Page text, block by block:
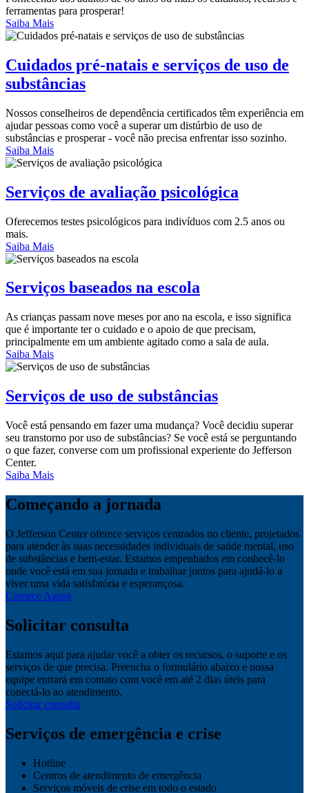
ferramentas para prosperar!
Saiba Mais
Cuidados pré-natais e serviços de uso de
substâncias
Nossos conselheiros de dependência certificados têm experiência em
ajudar pessoas como você a superar um distúrbio de uso de
substâncias e prosperar - você não precisa enfrentar isso sozinho.
Saiba Mais
Serviços de avaliação psicológica
Oferecemos testes psicológicos para indivíduos com 2.5 anos ou
mais.
Saiba Mais
Serviços baseados na escola
As crianças passam nove meses por ano na escola, e isso significa
que é importante ter o cuidado e o apoio de que precisam,
principalmente em um ambiente agitado como a sala de aula.
Saiba Mais
Serviços de uso de substâncias
Você está pensando em fazer uma mudança? Você decidiu superar
seu transtorno por uso de substâncias? Se você está se perguntando
o que fazer, converse com um profissional experiente do Jefferson
Center.
Saiba Mais
Começando a jornada
O Jefferson Center oferece serviços centrados no cliente, projetados
para atender às suas necessidades individuais de saúde mental, uso
de substâncias e bem-estar. Estamos empenhados em conhecê-lo
onde você está em sua jornada e trabalhar juntos para ajudá-lo a
viver uma vida satisfatória e esperançosa.
Comece Agora
Solicitar consulta
Estamos aqui para ajudar você a obter os recursos, o suporte e os
serviços de que precisa. Preencha o formulário abaixo e nossa
equipe entrará em contato com você em até 2 dias úteis para
conectá-lo ao atendimento.
Solicitar consulta
Serviços de emergência e crise
Hotline
Centros de atendimento de emergência
Serviços móveis de crise em todo o estado